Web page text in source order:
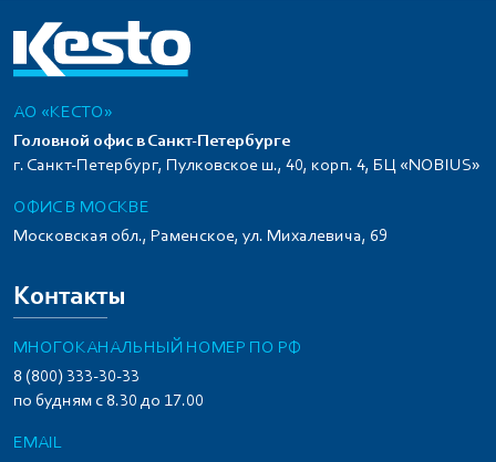
АО «КЕСТО»
Головной офис в Санкт-Петербурге
г. Санкт-Петербург, Пулковское ш., 40, корп. 4, БЦ «NOBIUS»
ОФИС В МОСКВЕ
Московская обл., Раменское, ул. Михалевича, 69
Контакты
МНОГОКАНАЛЬНЫЙ НОМЕР ПО РФ
8 (800) 333-30-33
по будням с 8.30 до 17.00
EMAIL